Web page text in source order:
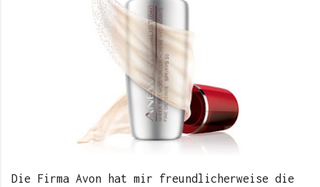
Die Firma Avon hat mir freundlicherweise die